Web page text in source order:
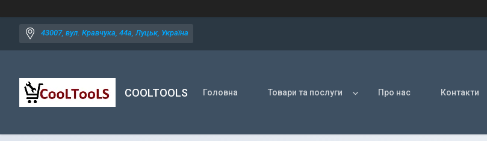
43007, вул. Кравчука, 44а, Луцьк, Україна
COOLTOOLS Головна Товари та послуги Про нас Контакти